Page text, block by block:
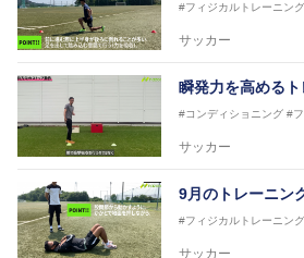
ている。#フィジカルトレーニング
サッカー
瞬発力を高める
#コンディショニング #
サッカー
9月のトレーニン
#フィジカルトレーニング
サッカー